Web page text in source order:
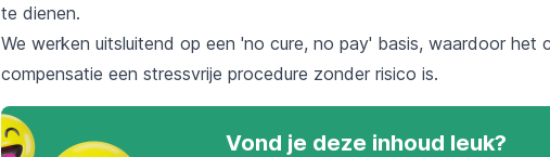
te dienen.
We werken uitsluitend op een 'no cure, no pay' basis, waardoor het
compensatie een stressvrije procedure zonder risico is.
Vond je deze inhoud leuk?